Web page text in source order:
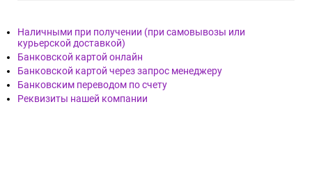
Наличными при получении (при самовывозы или
курьерской доставкой)
Банковской картой онлайн
Банковской картой через запрос менеджеру
Банковским переводом по счету
Реквизиты нашей компании